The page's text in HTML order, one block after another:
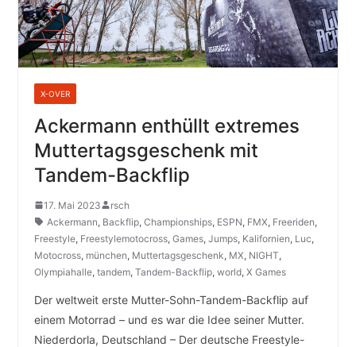
X-OVER
Ackermann enthüllt extremes
Muttertagsgeschenk mit
Tandem-Backflip
17. Mai 2023
rsch
Ackermann, Backflip, Championships, ESPN, FMX, Freeriden,
Freestyle, Freestylemotocross, Games, Jumps, Kalifornien, Luc,
Motocross, münchen, Muttertagsgeschenk, MX, NIGHT,
Olympiahalle, tandem, Tandem-Backflip, world, X Games
Der weltweit erste Mutter-Sohn-Tandem-Backflip auf
einem Motorrad – und es war die Idee seiner Mutter.
Niederdorla, Deutschland – Der deutsche Freestyle-